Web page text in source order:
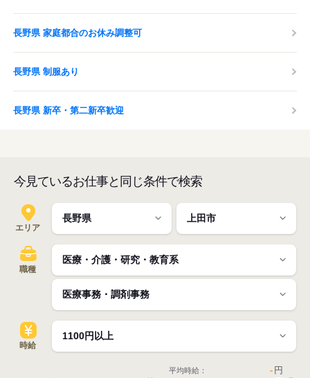
長野県 家庭都合のお休み調整可
長野県 制服あり
長野県 新卒・第二新卒歓迎
今見ているお仕事と同じ条件で検索
エリア
職種
時給
平均時給： - 円